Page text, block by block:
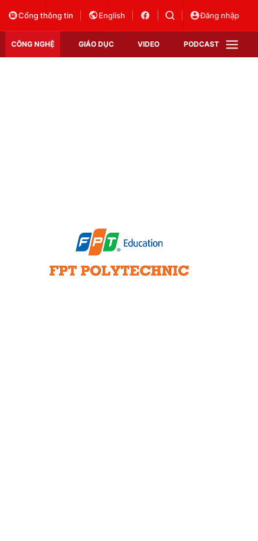
Cổng thông tin English Đăng nhập
CÔNG NGHỆ GIÁO DỤC VIDEO PODCAST
Giao lưu trực tuyến